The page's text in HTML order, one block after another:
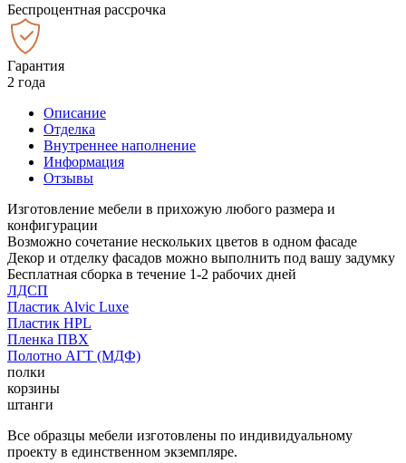
Беспроцентная рассрочка
Гарантия
2 года
Описание
Отделка
Внутреннее наполнение
Информация
Отзывы
Изготовление мебели в прихожую любого размера и
конфигурации
Возможно сочетание нескольких цветов в одном фасаде
Декор и отделку фасадов можно выполнить под вашу задумку
Бесплатная сборка в течение 1-2 рабочих дней
ЛДСП
Пластик Alvic Luxe
Пластик HPL
Пленка ПВХ
Полотно АГТ (МДФ)
полки
корзины
штанги
Все образцы мебели изготовлены по индивидуальному
проекту в единственном экземпляре.